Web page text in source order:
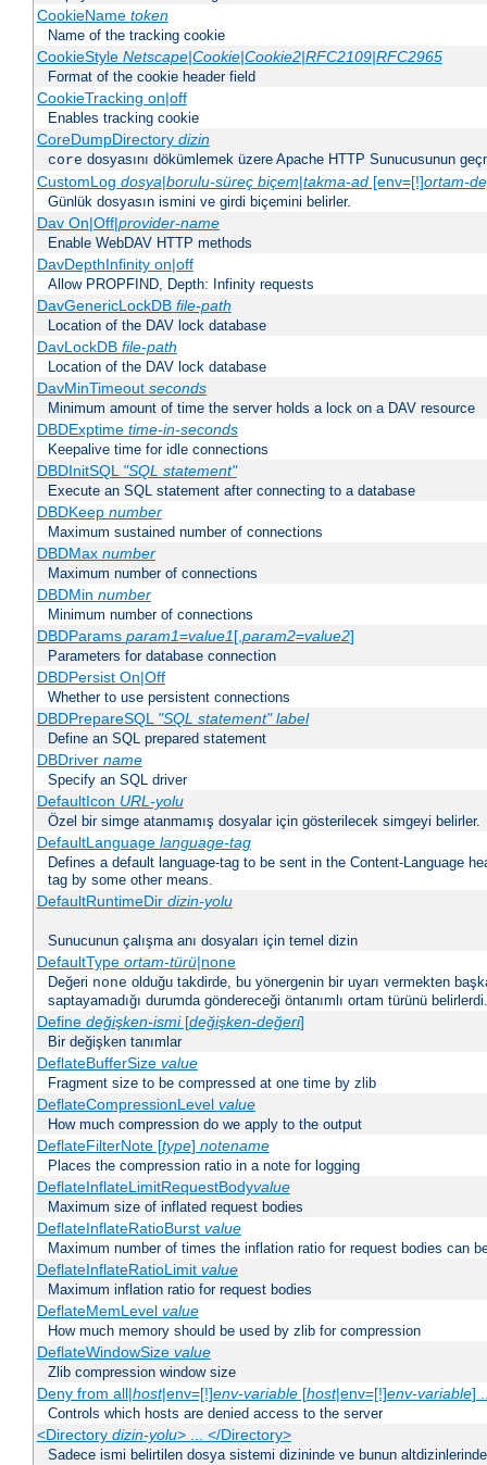
CookieName token
Name of the tracking cookie
CookieStyle Netscape|Cookie|Cookie2|RFC2109|RFC2965
Format of the cookie header field
CookieTracking on|off
Enables tracking cookie
CoreDumpDirectory dizin
core dosyasını dökümlemek üzere Apache HTTP Sunucusunun
CustomLog dosya|borulu-süreç biçem|takma-ad[env=[!]ortam-
Günlük dosyasın ismini ve girdi biçemini belirler.
Dav On|Off|provider-name
Enable WebDAV HTTP methods
DavDepthInfinity on|off
Allow PROPFIND, Depth: Infinity requests
DavGenericLockDB file-path
Location of the DAV lock database
DavLockDB file-path
Location of the DAV lock database
DavMinTimeout seconds
Minimum amount of time the server holds a lock on a DAV resource
DBDExptime time-in-seconds
Keepalive time for idle connections
DBDInitSQL "SQL statement"
Execute an SQL statement after connecting to a database
DBDKeep number
Maximum sustained number of connections
DBDMax number
Maximum number of connections
DBDMin number
Minimum number of connections
DBDParams param1=value1[,param2=value2]
Parameters for database connection
DBDPersist On|Off
Whether to use persistent connections
DBDPrepareSQL "SQL statement" label
Define an SQL prepared statement
DBDriver name
Specify an SQL driver
DefaultIcon URL-yolu
Özel bir simge atanmamış dosyalar için gösterilecek simgeyi belirler.
DefaultLanguage language-tag
Defines a default language-tag to be sent in the Content-Language
tag by some other means.
DefaultRuntimeDir dizin-yolu
Sunucunun çalışma anı dosyaları için temel dizin
DefaultType ortam-türü|none
Değeri none olduğu takdirde, bu yönergenin bir uyarı vermekten
saptayamadığı durumda göndereceği öntanımlı ortam türünü belirlerdi.
Define değişken-ismi[değişken-değeri]
Bir değişken tanımlar
DeflateBufferSize value
Fragment size to be compressed at one time by zlib
DeflateCompressionLevel value
How much compression do we apply to the output
DeflateFilterNote [type] notename
Places the compression ratio in a note for logging
DeflateInflateLimitRequestBodyvalue
Maximum size of inflated request bodies
DeflateInflateRatioBurst value
Maximum number of times the inflation ratio for request bodies can
DeflateInflateRatioLimit value
Maximum inflation ratio for request bodies
DeflateMemLevel value
How much memory should be used by zlib for compression
DeflateWindowSize value
Zlib compression window size
Deny from all|host|env=[!]env-variable[host|env=[!]env-variable]
Controls which hosts are denied access to the server
<Directory dizin-yolu> ... </Directory>
Sadece ismi belirtilen dosya sistemi dizininde ve bunun